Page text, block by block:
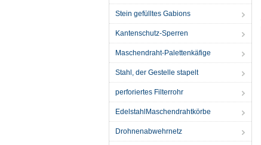
Stein gefülltes Gabions
Kantenschutz-Sperren
Maschendraht-Palettenkäfige
Stahl, der Gestelle stapelt
perforiertes Filterrohr
EdelstahlMaschendrahtkörbe
Drohnenabwehrnetz